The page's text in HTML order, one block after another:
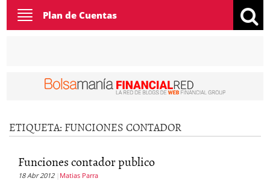
Toggle
navigation
Plan de Cuentas
ETIQUETA: FUNCIONES CONTADOR
Funciones contador publico
18 Abr 2012 Matias Parra